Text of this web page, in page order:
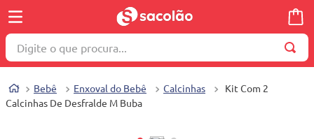
Digite o que procura...
Bebê Enxoval do Bebê Calcinhas
Kit Com 2
Calcinhas De Desfralde M Buba
1º
wella